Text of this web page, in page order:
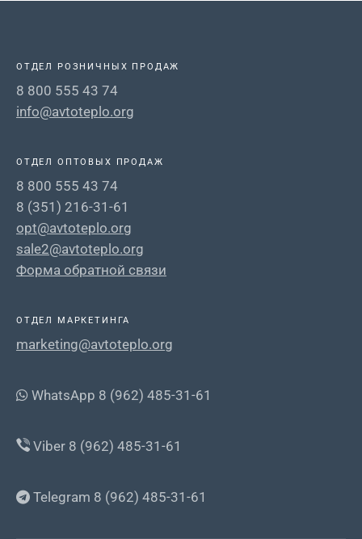
ОТДЕЛ РОЗНИЧНЫХ ПРОДАЖ
8 800 555 43 74
info@avtoteplo.org
ОТДЕЛ ОПТОВЫХ ПРОДАЖ
8 800 555 43 74
8 (351) 216-31-61
opt@avtoteplo.org
sale2@avtoteplo.org
Форма обратной связи
ОТДЕЛ МАРКЕТИНГА
marketing@avtoteplo.org
WhatsApp 8 (962) 485-31-61
Viber 8 (962) 485-31-61
Telegram 8 (962) 485-31-61